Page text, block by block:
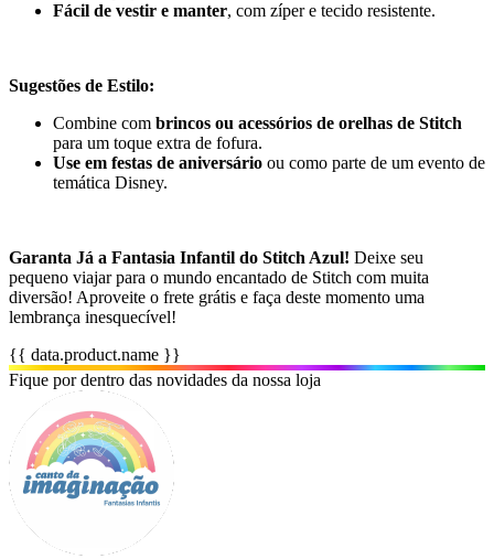
Fácil de vestir e manter, com zíper e tecido resistente.
Sugestões de Estilo:
Combine com brincos ou acessórios de orelhas de Stitch
para um toque extra de fofura.
Use em festas de aniversário ou como parte de um evento de
temática Disney.
Garanta Já a Fantasia Infantil do Stitch Azul! Deixe seu
pequeno viajar para o mundo encantado de Stitch com muita
diversão! Aproveite o frete grátis e faça deste momento uma
lembrança inesquecível!
{{ data.product.name }}
Fique por dentro das novidades da nossa loja